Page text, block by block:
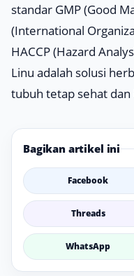
standar GMP (Good
(International
HACCP (Hazard
Linu adalah solusi
tubuh tetap sehat dan
Bagikan artikel ini
Facebook
Threads
WhatsApp